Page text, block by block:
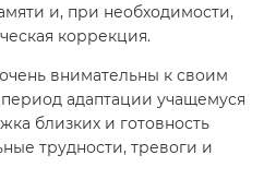
и, при необходимости,
коррекция.
внимательны к своим
адаптации учащемуся
близких и готовность
трудности, тревоги и